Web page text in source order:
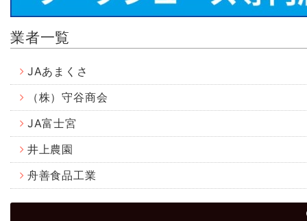
業者一覧
JAあまくさ
（株）守谷商会
JA富士宮
井上農園
舟善食品工業